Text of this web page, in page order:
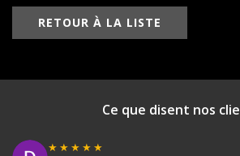
RETOUR À LA LISTE
Ce que disent nos
★★★★★